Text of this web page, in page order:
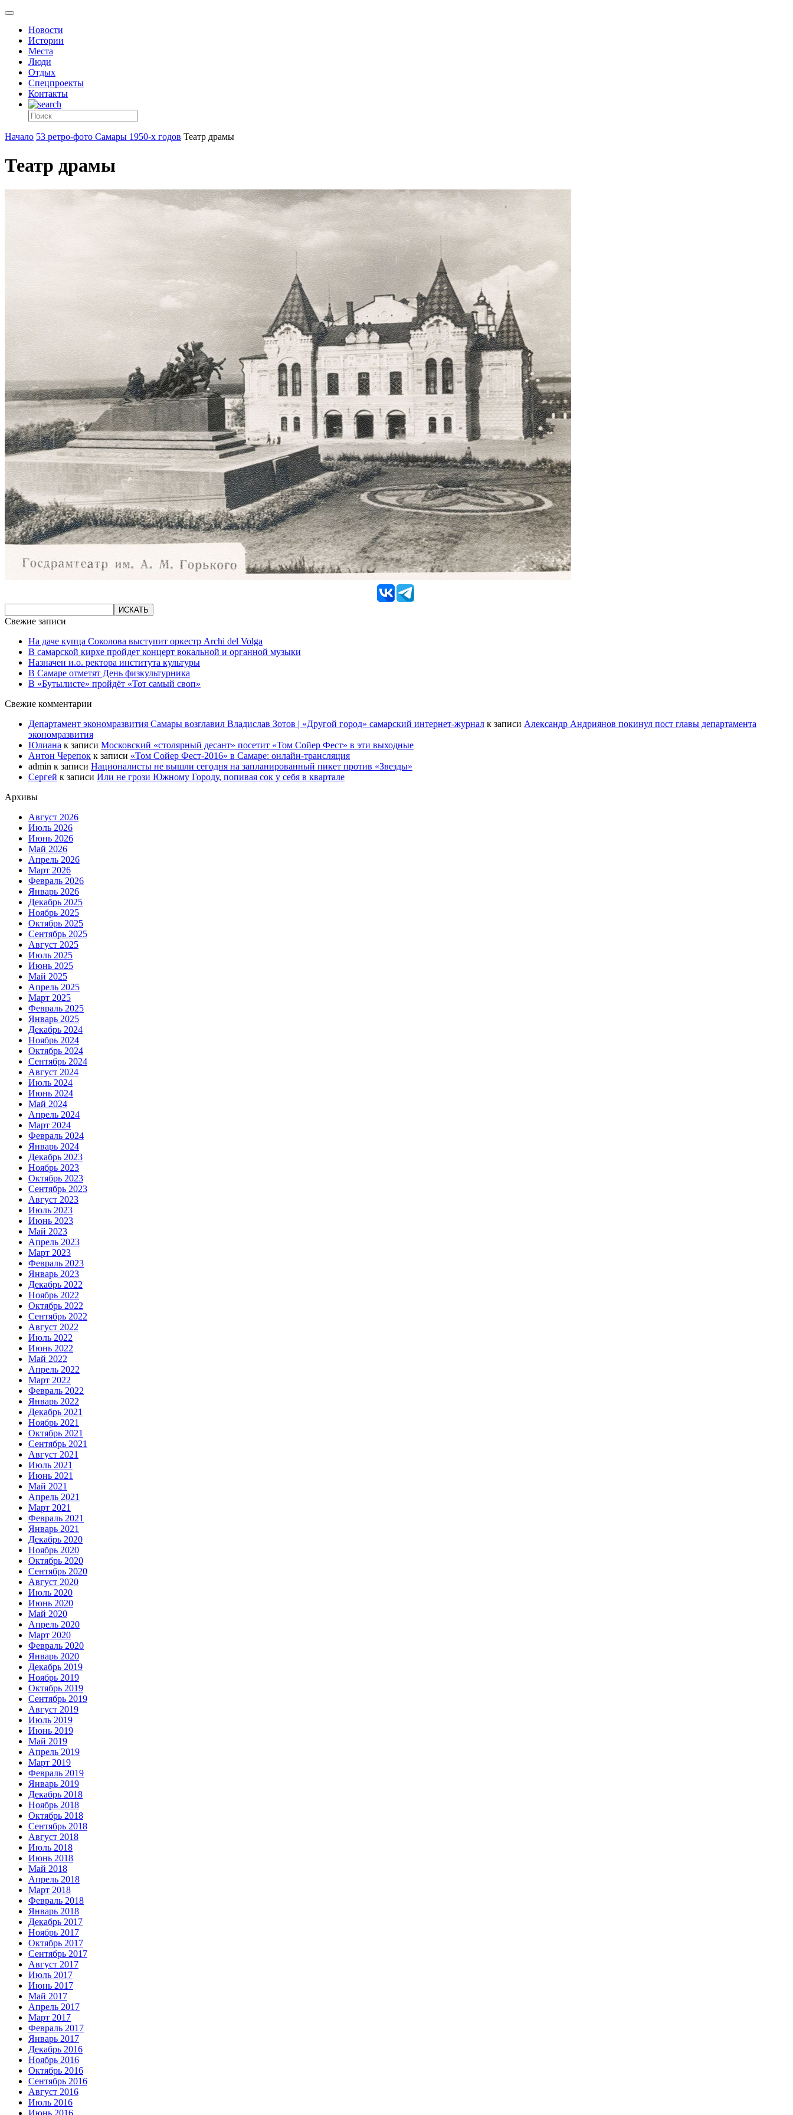
Новости
Истории
Места
Люди
Отдых
Спецпроекты
Контакты
Начало 53 ретро-фото Самары 1950-х годов Театр драмы
Театр драмы
Свежие записи
На даче купца Соколова выступит оркестр Archi del Volga
В самарской кирхе пройдет концерт вокальной и органной музыки
Назначен и.о. ректора института культуры
В Самаре отметят День физкультурника
В «Бутылисте» пройдёт «Тот самый своп»
Свежие комментарии
Департамент экономразвития Самары возглавил Владислав Зотов | «Другой город» самарский интернет-журнал к записи Александр Андриянов покинул пост главы департамента
экономразвития
Юлиана к записи Московский «столярный десант» посетит «Том Сойер Фест» в эти выходные
Антон Черепок к записи «Том Сойер Фест-2016» в Самаре: онлайн-трансляция
admin к записи Националисты не вышли сегодня на запланированный пикет против «Звезды»
Сергей к записи Или не грози Южному Городу, попивая сок у себя в квартале
Архивы
Август 2026
Июль 2026
Июнь 2026
Май 2026
Апрель 2026
Март 2026
Февраль 2026
Январь 2026
Декабрь 2025
Ноябрь 2025
Октябрь 2025
Сентябрь 2025
Август 2025
Июль 2025
Июнь 2025
Май 2025
Апрель 2025
Март 2025
Февраль 2025
Январь 2025
Декабрь 2024
Ноябрь 2024
Октябрь 2024
Сентябрь 2024
Август 2024
Июль 2024
Июнь 2024
Май 2024
Апрель 2024
Март 2024
Февраль 2024
Январь 2024
Декабрь 2023
Ноябрь 2023
Октябрь 2023
Сентябрь 2023
Август 2023
Июль 2023
Июнь 2023
Май 2023
Апрель 2023
Март 2023
Февраль 2023
Январь 2023
Декабрь 2022
Ноябрь 2022
Октябрь 2022
Сентябрь 2022
Август 2022
Июль 2022
Июнь 2022
Май 2022
Апрель 2022
Март 2022
Февраль 2022
Январь 2022
Декабрь 2021
Ноябрь 2021
Октябрь 2021
Сентябрь 2021
Август 2021
Июль 2021
Июнь 2021
Май 2021
Апрель 2021
Март 2021
Февраль 2021
Январь 2021
Декабрь 2020
Ноябрь 2020
Октябрь 2020
Сентябрь 2020
Август 2020
Июль 2020
Июнь 2020
Май 2020
Апрель 2020
Март 2020
Февраль 2020
Январь 2020
Декабрь 2019
Ноябрь 2019
Октябрь 2019
Сентябрь 2019
Август 2019
Июль 2019
Июнь 2019
Май 2019
Апрель 2019
Март 2019
Февраль 2019
Январь 2019
Декабрь 2018
Ноябрь 2018
Октябрь 2018
Сентябрь 2018
Август 2018
Июль 2018
Июнь 2018
Май 2018
Апрель 2018
Март 2018
Февраль 2018
Январь 2018
Декабрь 2017
Ноябрь 2017
Октябрь 2017
Сентябрь 2017
Август 2017
Июль 2017
Июнь 2017
Май 2017
Апрель 2017
Март 2017
Февраль 2017
Январь 2017
Декабрь 2016
Ноябрь 2016
Октябрь 2016
Сентябрь 2016
Август 2016
Июль 2016
Июнь 2016